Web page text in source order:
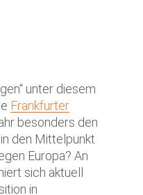
unter diesem
Frankfurter
besonders den
den Mittelpunkt
Europa? An
sich aktuell
in